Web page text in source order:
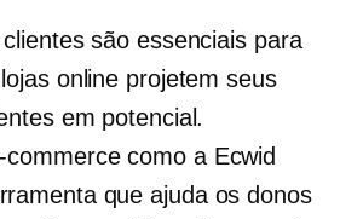
são essenciais para
online projetem seus
em potencial.
como a Ecwid
que ajuda os donos